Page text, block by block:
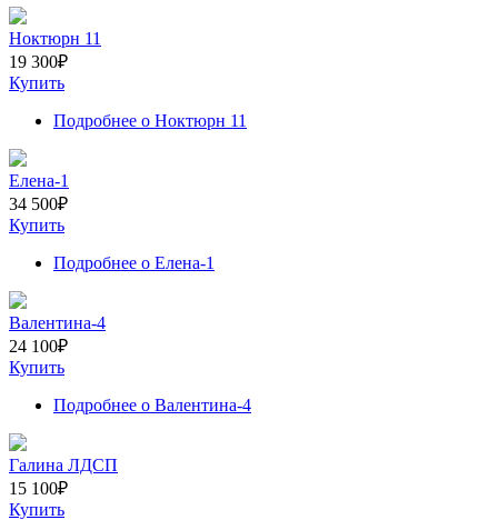
Ноктюрн 11
19 300₽
Купить
Подробнее о Ноктюрн 11
Елена-1
34 500₽
Купить
Подробнее о Елена-1
Валентина-4
24 100₽
Купить
Подробнее о Валентина-4
Галина ЛДСП
15 100₽
Купить